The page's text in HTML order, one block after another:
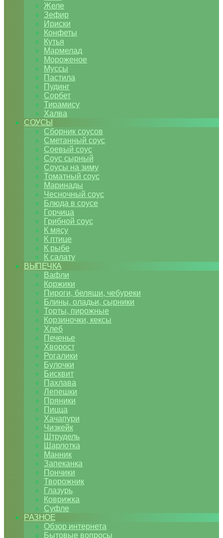
Желе
Зефир
Ириски
Конфеты
Кутья
Мармелад
Мороженое
Муссы
Пастила
Пудинг
Сорбет
Тирамису
Халва
СОУСЫ
Сборник соусов
Сметанный соус
Соевый соус
Соус сырный
Соусы на зиму
Томатный соус
Маринады
Чесночный соус
Блюда в соусе
Горчица
Грибной соус
К мясу
К птице
К рыбе
К салату
ВЫПЕЧКА
Вафли
Коржики
Пироги, беляши, чебуреки
Блины, оладьи, сырники
Торты, пирожные
Корзиночки, кексы
Хлеб
Печенье
Хворост
Рогалики
Булочки
Бисквит
Пахлава
Лепешки
Пряники
Пицца
Хачапури
Чизкейк
Штрудель
Шарлотка
Манник
Запеканка
Пончики
Творожник
Глазурь
Коврижка
Суфле
РАЗНОЕ
Обзор интернета
Бытовые вопросы